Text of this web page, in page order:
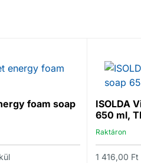
foam soap
ISOLDA
650 ml,
Raktáron
1 416,00 Ft